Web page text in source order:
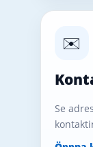
✉️
Se